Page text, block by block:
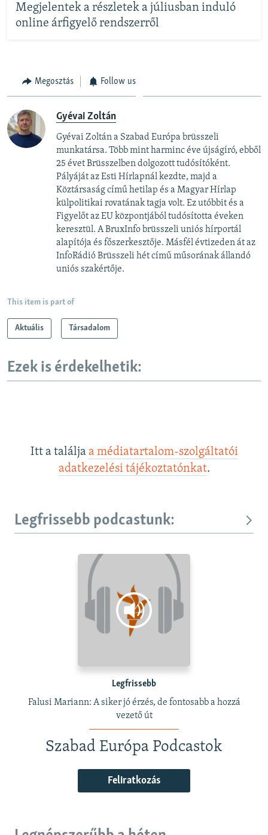
Megjelentek a részletek a júliusban induló
online árfigyelő rendszerről
Megosztás Follow us
Gyévai Zoltán
Gyévai Zoltán a Szabad Európa brüsszeli
munkatársa. Több mint harminc éve újságíró, ebből
25 évet Brüsszelben dolgozott tudósítóként.
Pályáját az Esti Hírlapnál kezdte, majd a
Köztársaság című hetilap és a Magyar Hírlap
külpolitikai rovatának tagja volt. Ez utóbbit és a
Figyelőt az EU központjából tudósította éveken
keresztül. A BruxInfo brüsszeli uniós hírportál
alapítója és főszerkesztője. Másfél évtizeden át az
InfoRádió Brüsszeli hét című műsorának állandó
uniós szakértője.
This item is part of
Aktuális Társadalom
Ezek is érdekelhetik:
Itt a találja a médiatartalom-szolgáltatói
adatkezelési tájékoztatónkat.
Legfrissebb podcastunk:
Legfrissebb
Falusi Mariann: A siker jó érzés, de fontosabb a hozzá
vezető út
Szabad Európa Podcastok
Feliratkozás